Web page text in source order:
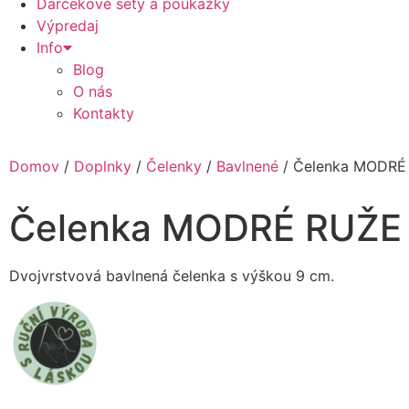
Darčekové sety a poukážky
Výpredaj
Info
Blog
O nás
Kontakty
Domov / Doplnky / Čelenky / Bavlnené / Čelenka MODRÉ
Čelenka MODRÉ RUŽE
Dvojvrstvová bavlnená čelenka s výškou 9 cm.